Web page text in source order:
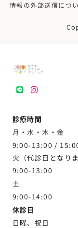
情報の外部送信につ
LINEinstagram
診療時間
月・水・木・金
9:00-13:00 /
火（代診日となりま
9:00-13:00
土
9:00-14:00
休診日
日曜、祝日